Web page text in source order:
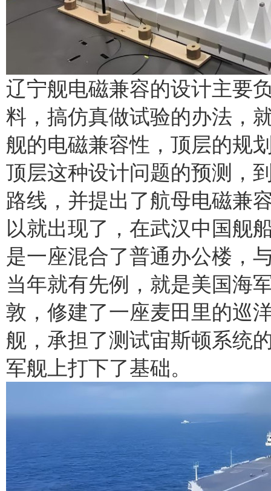
辽宁舰电磁兼容的设计主要
料，搞仿真做试验的办法，
舰的电磁兼容性，顶层的规
顶层这种设计问题的预测，
路线，并提出了航母电磁兼
以就出现了，在武汉中国舰
是一座混合了普通办公楼，
当年就有先例，就是美国海
敦，修建了一座麦田里的巡
舰，承担了测试宙斯顿系统
军舰上打下了基础。